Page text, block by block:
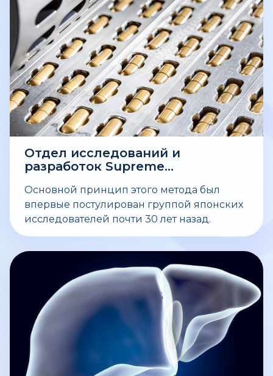
липосоме вещества. Таким образом,
обеспечивается максимальная
биодоступность активного компонента.
Липосомальные нанотехнологии уже
активно используются для вакцин,
противораковых и генных препаратов.
Отдел исследований и
разработок Supreme
разработал новый метод
массового производства
нанолипосом.
Основной принцип этого метода был
впервые постулирован группой японских
исследователей почти 30 лет назад.